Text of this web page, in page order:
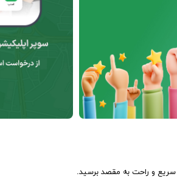
سریع و راحت به مقصد برسید.